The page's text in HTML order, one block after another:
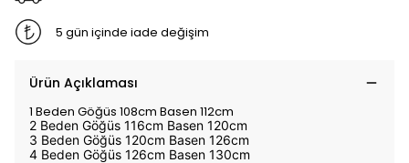
5 gün içinde iade değişim
Ürün Açıklaması
1 Beden Göğüs 108cm Basen 112cm
2 Beden Göğüs 116cm Basen 120cm
3 Beden Göğüs 120cm Basen 126cm
4 Beden Göğüs 126cm Basen 130cm